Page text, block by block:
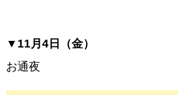
▼11月4日（金）
お通夜